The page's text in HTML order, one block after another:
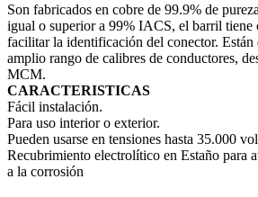
Son fabricados en cobre de 99.9% de
igual o superior a 99% IACS, el barril tiene
facilitar la identificación del conector. Están
amplio rango de calibres de conductores,
MCM.
CARACTERISTICAS
Fácil instalación.
Para uso interior o exterior.
Pueden usarse en tensiones hasta 35.000
Recubrimiento electrolítico en Estaño para
a la corrosión